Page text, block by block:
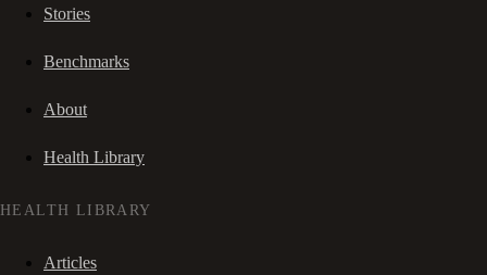
Stories
Benchmarks
About
Health Library
HEALTH LIBRARY
Articles